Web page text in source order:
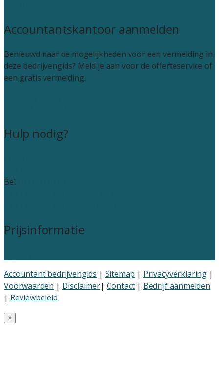
Accountantskantoor aanmelden
Benieuwd naar de mogelijkheden voor een vermelding in
deze bedrijvengids? Meld je aan voor de offerteservice of
een gratis vermelding.
Hulp nodig?
Bel
Prijsinformatie
Accountant bedrijvengids | Sitemap | Privacyverklaring |
Voorwaarden | Disclaimer| Contact | Bedrijf aanmelden
| Reviewbeleid
×